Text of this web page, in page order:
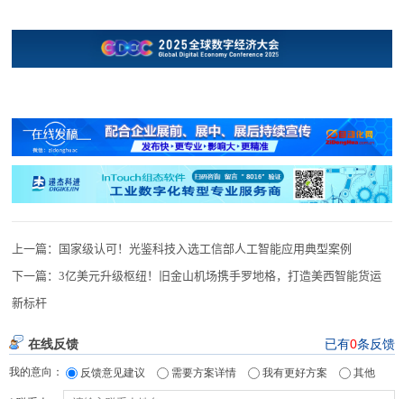
上一篇：
国家级认可！光鉴科技入选工信部人工智能应用典型案例
下一篇：​3亿美元升级枢纽！旧金山机场携手罗地格，打造美西智能货运
新标杆